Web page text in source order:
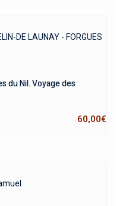
DE LAUNAY - FORGUES
du Nil. Voyage des
60,00€